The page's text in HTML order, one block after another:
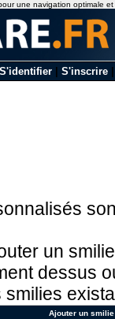
S'identifier S'inscrire
un
dessus
smilies
Ajouter un
une navigation optimale